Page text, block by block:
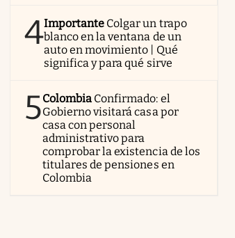
4Importante Colgar un trapo
blanco en la ventana de un
auto en movimiento | Qué
significa y para qué sirve
5Colombia Confirmado: el
Gobierno visitará casa por
casa con personal
administrativo para
comprobar la existencia de los
titulares de pensiones en
Colombia